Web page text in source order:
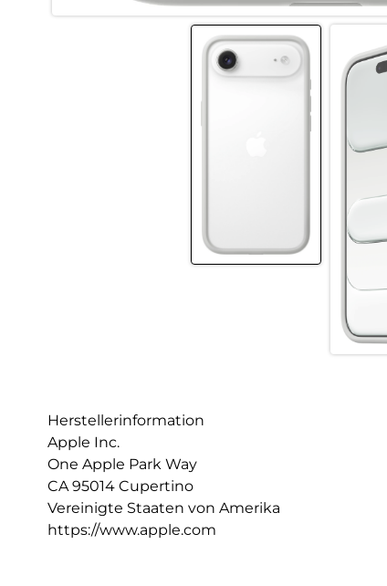
Herstellerinformation
Apple Inc.
One Apple Park Way
CA 95014 Cupertino
Vereinigte Staaten von Amerika
https://www.apple.com